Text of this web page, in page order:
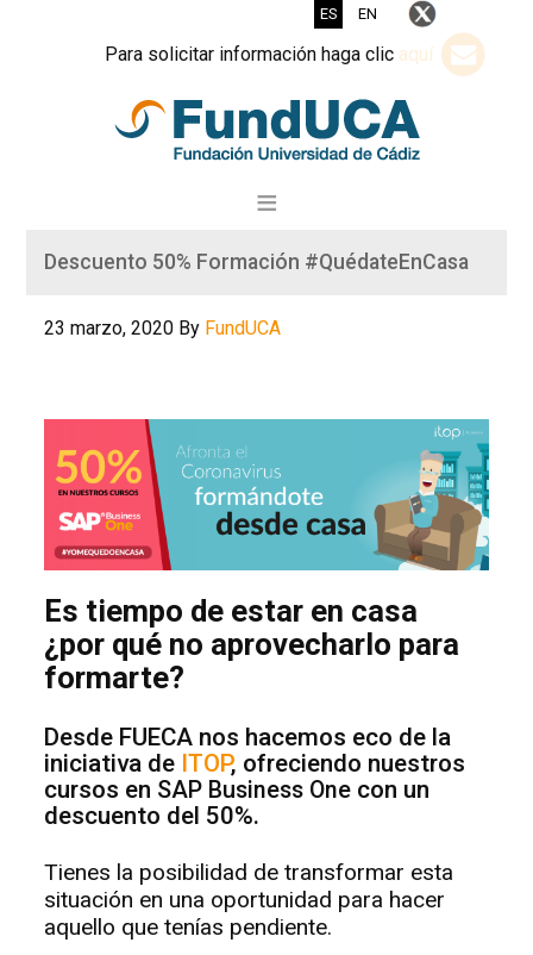
ES EN
Para solicitar información haga clic aquí
Descuento 50% Formación #QuédateEnCasa
23 marzo, 2020 By FundUCA
Es tiempo de estar en casa
¿por qué no aprovecharlo para
formarte?
Desde FUECA nos hacemos eco de la
iniciativa de ITOP, ofreciendo nuestros
cursos en SAP Business One con un
descuento del 50%.
Tienes la posibilidad de transformar esta
situación en una oportunidad para hacer
aquello que tenías pendiente.